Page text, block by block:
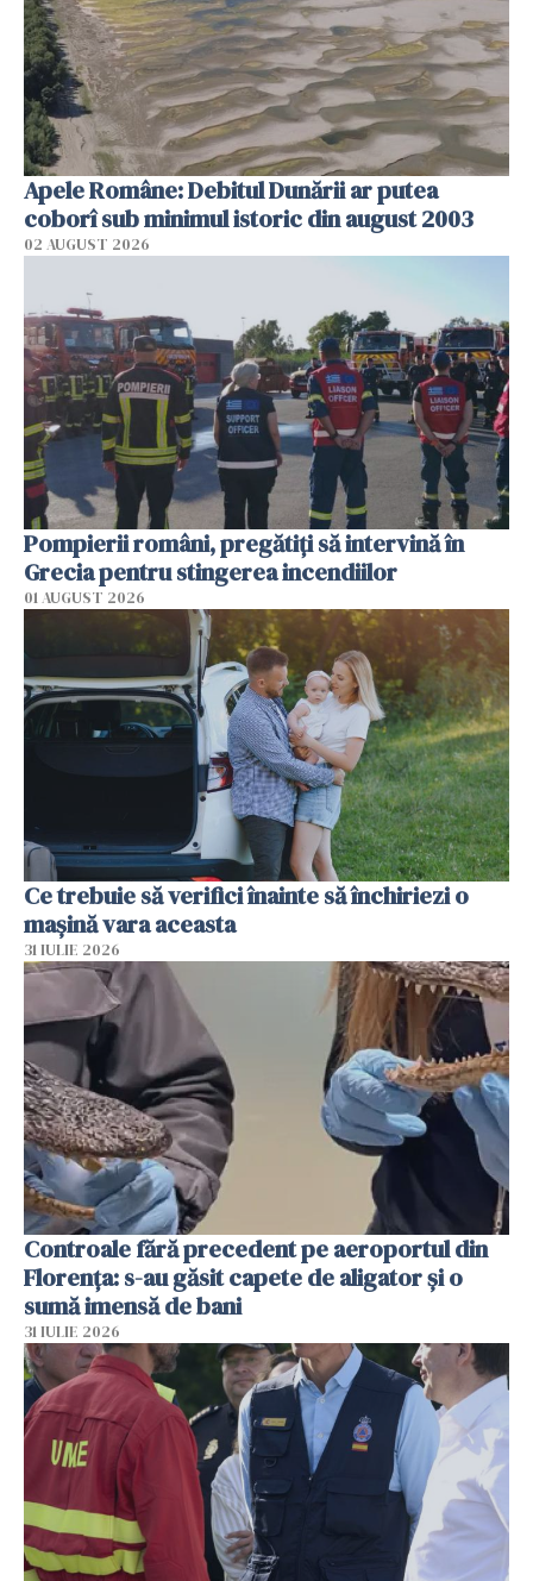
Apele Române: Debitul Dunării ar putea
coborî sub minimul istoric din august 2003
02 AUGUST 2026
Pompierii români, pregătiţi să intervină în
Grecia pentru stingerea incendiilor
01 AUGUST 2026
Ce trebuie să verifici înainte să închiriezi o
mașină vara aceasta
31 IULIE 2026
Controale fără precedent pe aeroportul din
Florența: s-au găsit capete de aligator și o
sumă imensă de bani
31 IULIE 2026